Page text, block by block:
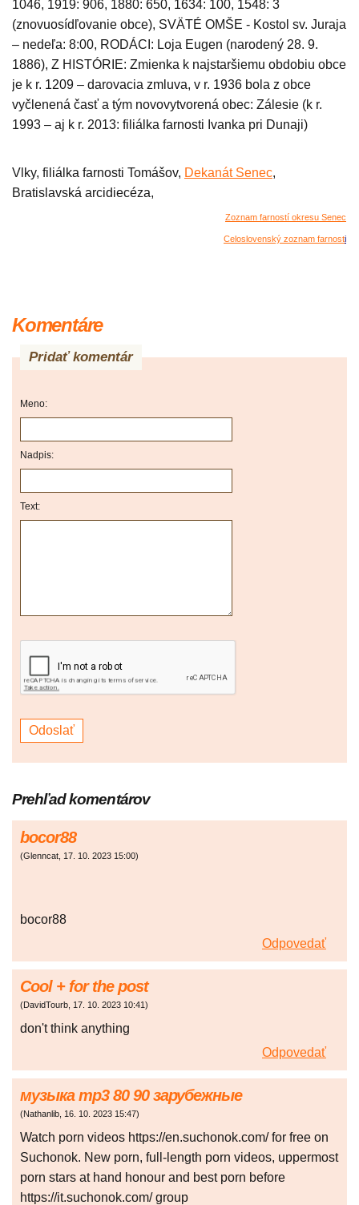
1046, 1919: 906, 1880: 650, 1634: 100, 1548: 3
(znovuosídľovanie obce), SVÄTÉ OMŠE - Kostol sv. Juraja
– nedeľa: 8:00, RODÁCI: Loja Eugen (narodený 28. 9.
1886), Z HISTÓRIE: Zmienka k najstaršiemu obdobiu obce
je k r. 1209 – darovacia zmluva, v r. 1936 bola z obce
vyčlenená časť a tým novovytvorená obec: Zálesie (k r.
1993 – aj k r. 2013: filiálka farnosti Ivanka pri Dunaji)
Vlky, filiálka farnosti Tomášov, Dekanát Senec,
Bratislavská arcidiecéza,
Zoznam farností okresu Senec
Celoslovenský zoznam farnosti
Komentáre
Pridať komentár
Meno:
Nadpis:
Text:
Prehľad komentárov
bocor88
(Glenncat 17. 10. 2023 15:00)
bocor88
Odpovedať
Cool + for the post
(DavidTourb 17. 10. 2023 10:41)
don't think anything
Odpovedať
музыка mp3 80 90 зарубежные
(Nathanlib 16. 10. 2023 15:47)
Watch porn videos https://en.suchonok.com/ for free on
Suchonok. New porn, full-length porn videos, uppermost
porn stars at hand honour and best porn before
https://it.suchonok.com/ group